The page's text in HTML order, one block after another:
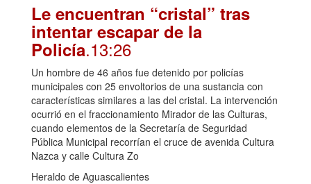
Le encuentran “cristal” tras
intentar escapar de la
Policía.13:26
Un hombre de 46 años fue detenido por policías
municipales con 25 envoltorios de una sustancia con
características similares a las del cristal. La intervención
ocurrió en el fraccionamiento Mirador de las Culturas,
cuando elementos de la Secretaría de Seguridad
Pública Municipal recorrían el cruce de avenida Cultura
Nazca y calle Cultura Zo
Heraldo de Aguascalientes